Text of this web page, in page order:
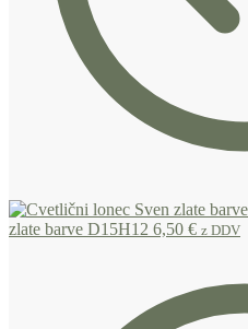
zlate barve D15H12 6,50 € z DDV